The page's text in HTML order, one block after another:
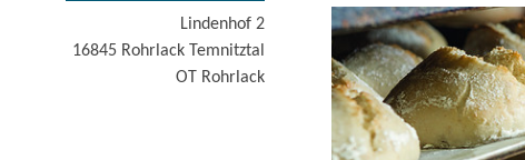
Lindenhof 2
16845 Rohrlack Temnitztal
OT Rohrlack